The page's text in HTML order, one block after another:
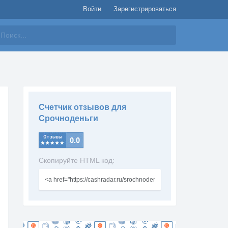
Войти Зарегистрироваться
Счетчик отзывов для
Срочноденьги
Скопируйте HTML код: